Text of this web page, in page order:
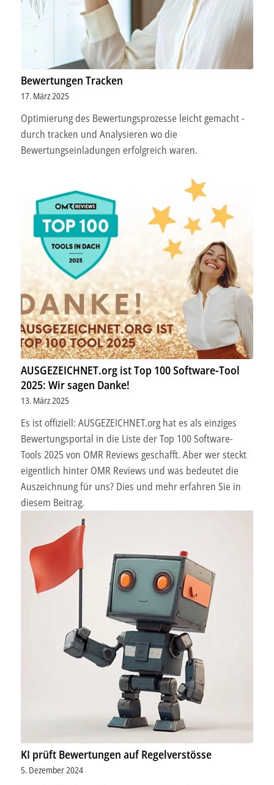
Bewertungen Tracken
17. März 2025
Optimierung des Bewertungsprozesse leicht gemacht -
durch tracken und Analysieren wo die
Bewertungseinladungen erfolgreich waren.
AUSGEZEICHNET.org ist Top 100 Software-Tool
2025: Wir sagen Danke!
13. März 2025
Es ist offiziell: AUSGEZEICHNET.org hat es als einziges
Bewertungsportal in die Liste der Top 100 Software-
Tools 2025 von OMR Reviews geschafft. Aber wer steckt
eigentlich hinter OMR Reviews und was bedeutet die
Auszeichnung für uns? Dies und mehr erfahren Sie in
diesem Beitrag.
KI prüft Bewertungen auf Regelverstösse
5. Dezember 2024